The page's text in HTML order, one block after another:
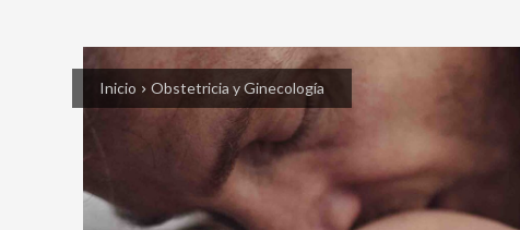
Inicio Obstetricia y Ginecología